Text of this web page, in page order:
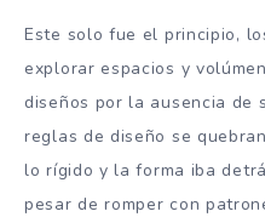
Este solo fue el principio,
explorar espacios y
diseños por la ausencia de
reglas de diseño se
lo rígido y la forma iba
pesar de romper con